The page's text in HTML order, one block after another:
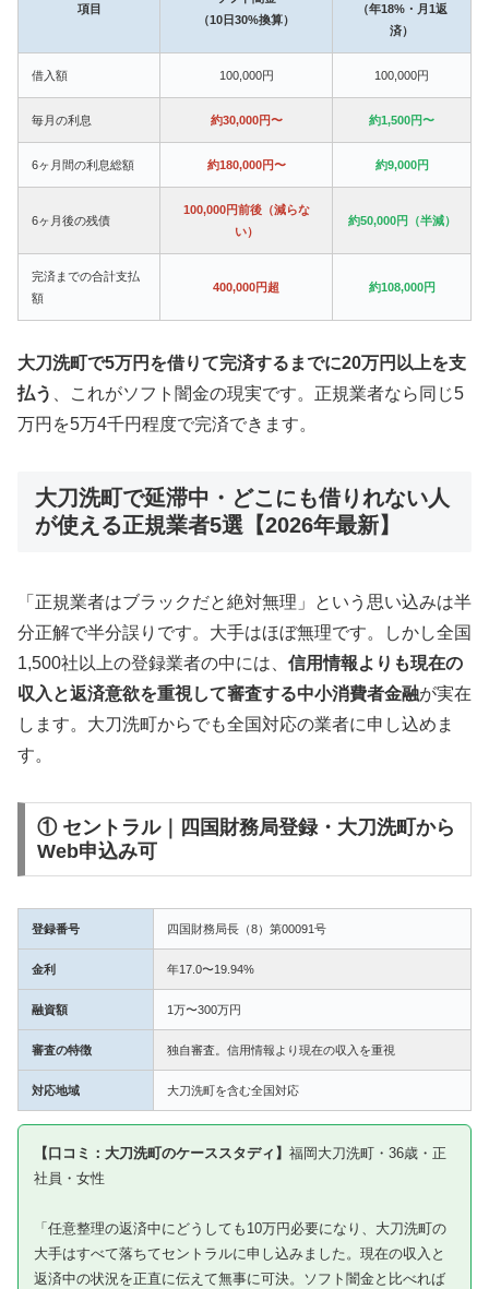
項目
（10日30%換算）
（年18%・月1返
済）
借入額 100,000円 100,000円
毎月の利息 約30,000円〜 約1,500円〜
6ヶ月間の利息総額 約180,000円〜 約9,000円
6ヶ月後の残債
100,000円前後（減らな
い）
約50,000円（半減）
完済までの合計支払
額
400,000円超 約108,000円
大刀洗町で5万円を借りて完済するまでに20万円以上を支
払う
、これがソフト闇金の現実です。正規業者なら同じ5
万円を5万4千円程度で完済できます。
大刀洗町で延滞中・どこにも借りれない人
が使える正規業者5選【2026年最新】
「正規業者はブラックだと絶対無理」という思い込みは半
分正解で半分誤りです。大手はほぼ無理です。しかし全国
1,500社以上の登録業者の中には、 信用情報よりも現在の
収入と返済意欲を重視して審査する中小消費者金融が実在
します。大刀洗町からでも全国対応の業者に申し込めま
す。
① セントラル｜四国財務局登録・大刀洗町から
Web申込み可
登録番号 四国財務局長（8）第00091号
金利 年17.0〜19.94%
融資額 1万〜300万円
審査の特徴 独自審査。信用情報より現在の収入を重視
対応地域 大刀洗町を含む全国対応
【口コミ：大刀洗町のケーススタディ】 福岡大刀洗町・36歳・正
社員・女性
「任意整理の返済中にどうしても10万円必要になり、大刀洗町の
大手はすべて落ちてセントラルに申し込みました。現在の収入と
返済中の状況を正直に伝えて無事に可決。ソフト闇金と比べれば